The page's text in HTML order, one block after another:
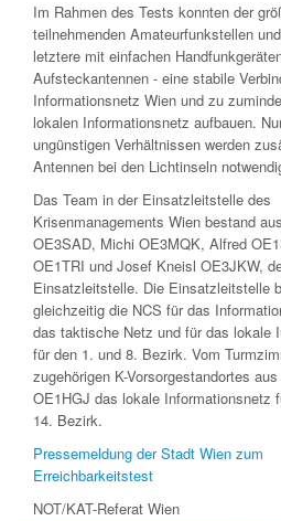
Im Rahmen des Tests konnten der
teilnehmenden Amateurfunkstellen
letztere mit einfachen
Aufsteckantennen - eine stabile
Informationsnetz Wien und zu
lokalen Informationsnetz aufbauen.
ungünstigen Verhältnissen werden
Antennen bei den Lichtinseln
Das Team in der Einsatzleitstelle des
Krisenmanagements Wien bestand
OE3SAD, Michi OE3MQK, Alfred
OE1TRI und Josef Kneisl OE3JKW,
Einsatzleitstelle. Die Einsatzleitstelle
gleichzeitig die NCS für das
das taktische Netz und für das lokale
für den 1. und 8. Bezirk. Vom
zugehörigen K-Vorsorgestandortes
OE1HGJ das lokale Informationsnetz
14. Bezirk.
Pressemeldung der Stadt Wien zum
Erreichbarkeitstest
NOT/KAT-Referat Wien